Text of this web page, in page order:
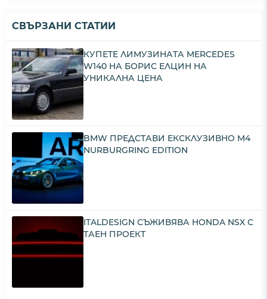
СВЪРЗАНИ СТАТИИ
КУПЕТЕ ЛИМУЗИНАТА MERCEDES
W140 НА БОРИС ЕЛЦИН НА
УНИКАЛНА ЦЕНА
BMW ПРЕДСТАВИ ЕКСКЛУЗИВНО M4
NURBURGRING EDITION
ITALDESIGN СЪЖИВЯВА HONDA NSX С
ТАЕН ПРОЕКТ